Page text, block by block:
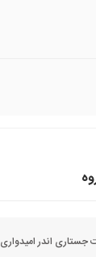
اندر امیدواری